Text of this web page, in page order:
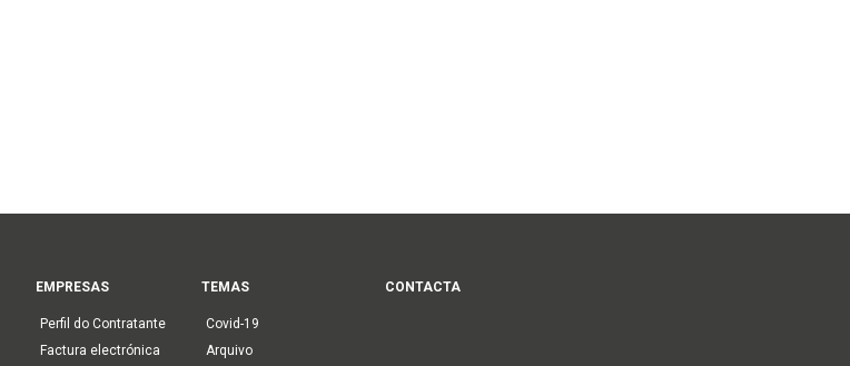
EMPRESAS
Perfil do Contratante
Factura electrónica
TEMAS
Covid-19
Arquivo
CONTACTA